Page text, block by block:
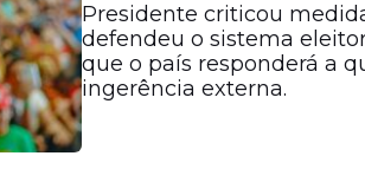
Presidente criticou
defendeu o sistema
que o país responderá a
ingerência externa.